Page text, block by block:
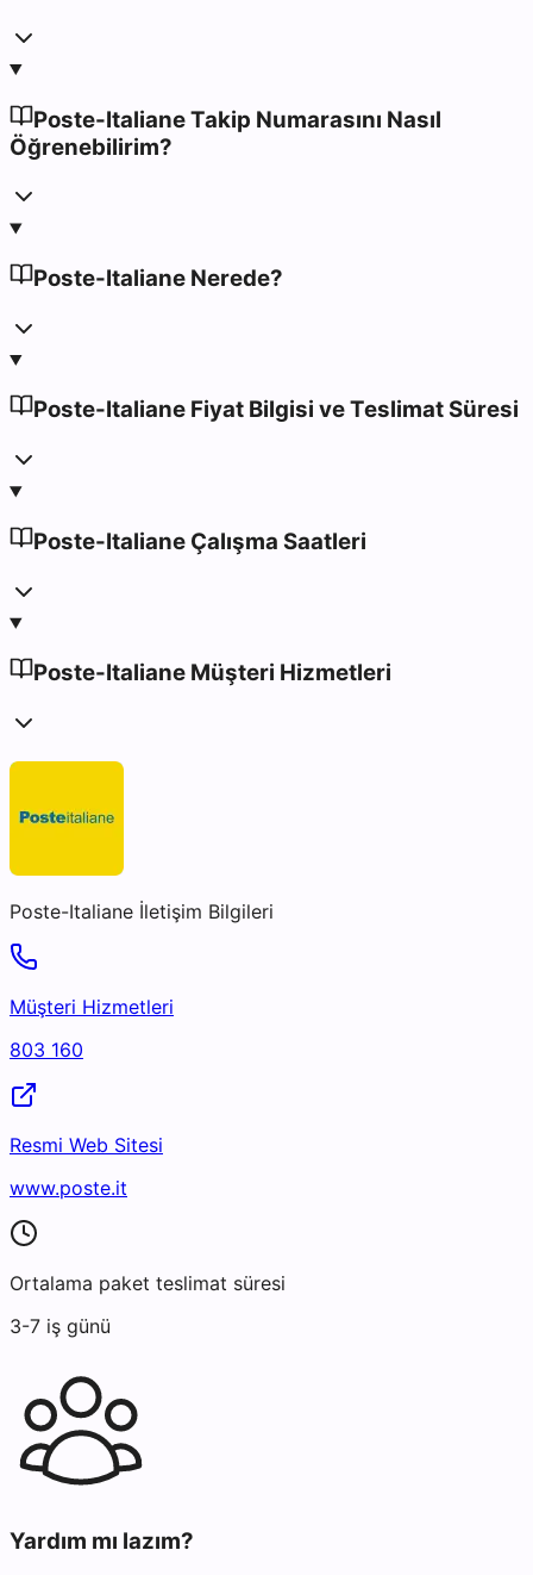
Poste-Italiane Takip Numarasını Nasıl
Öğrenebilirim?
Poste-Italiane Nerede?
Poste-Italiane Fiyat Bilgisi ve Teslimat Süresi
Poste-Italiane Çalışma Saatleri
Poste-Italiane Müşteri Hizmetleri
Poste-Italiane İletişim Bilgileri
Müşteri Hizmetleri
803 160
Resmi Web Sitesi
www.poste.it
Ortalama paket teslimat süresi
3-7 iş günü
Yardım mı lazım?